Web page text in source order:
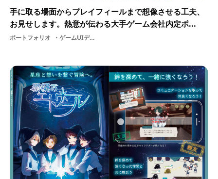
手に取る場面からプレイフィールまで想像させる工夫、
お見せします。熱意が伝わる大手ゲーム会社内定ポ...
ポートフォリオ ゲームUIデザイナー